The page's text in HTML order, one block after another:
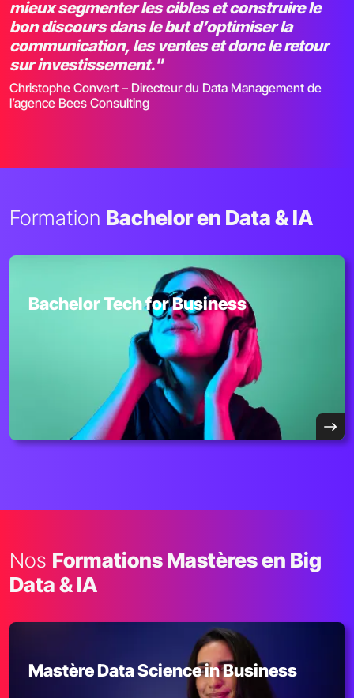
mieux segmenter les cibles et construire le
bon discours dans le but d’optimiser la
communication, les ventes et donc le retour
sur investissement."
Christophe Convert – Directeur du Data Management de
l’agence Bees Consulting
Formation Bachelor en Data & IA
Bachelor Tech for Business
Nos Formations Mastères en Big
Data & IA
Mastère Data Science in Business